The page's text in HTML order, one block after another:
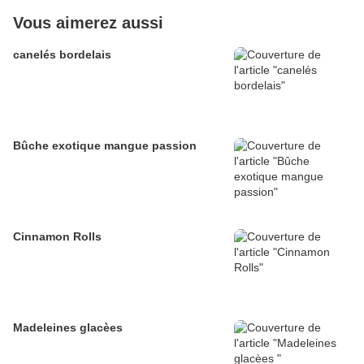
Vous aimerez aussi
canelés bordelais
Bûche exotique mangue passion
Cinnamon Rolls
Madeleines glacèes